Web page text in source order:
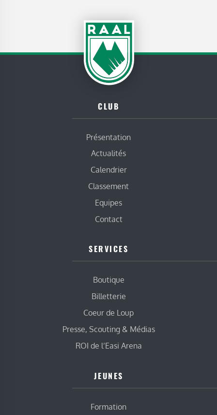
CLUB
Présentation
Actualités
Calendrier
Classement
Equipes
Contact
SERVICES
Boutique
Billetterie
Coeur de Loup
Presse, Scouting & Médias
ROI de l’Easi Arena
JEUNES
Formation